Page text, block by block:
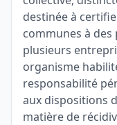
destinée à
communes à
plusieurs
organisme
responsabilité
aux dispositions
matière de